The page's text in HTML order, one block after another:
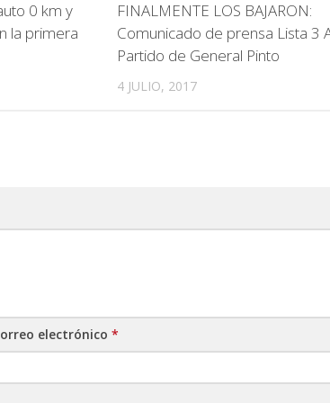
0 km y
la primera
FINALMENTE LOS BAJARON:
Comunicado de prensa Lista 3
Partido de General Pinto
4 JULIO, 2017
electrónico*